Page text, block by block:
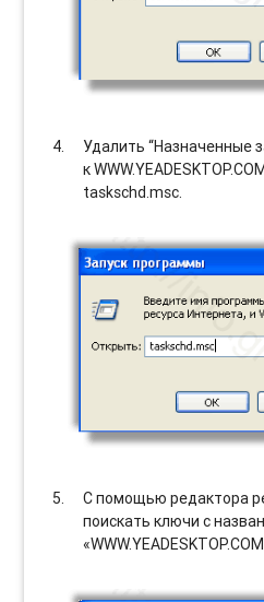
Удалить “Назначенные
к
taskschd.msc.
С помощью редактора
поискать ключи с